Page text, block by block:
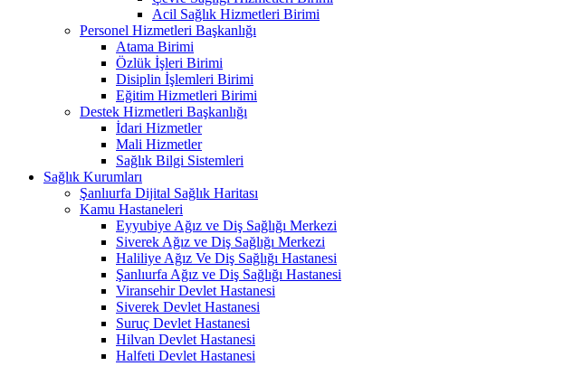
Acil Sağlık Hizmetleri Birimi
Personel Hizmetleri Başkanlığı
Atama Birimi
Özlük İşleri Birimi
Disiplin İşlemleri Birimi
Eğitim Hizmetleri Birimi
Destek Hizmetleri Başkanlığı
İdari Hizmetler
Mali Hizmetler
Sağlık Bilgi Sistemleri
Sağlık Kurumları
Şanlıurfa Dijital Sağlık Haritası
Kamu Hastaneleri
Eyyubiye Ağız ve Diş Sağlığı Merkezi
Siverek Ağız ve Diş Sağlığı Merkezi
Haliliye Ağız Ve Diş Sağlığı Hastanesi
Şanlıurfa Ağız ve Diş Sağlığı Hastanesi
Viransehir Devlet Hastanesi
Siverek Devlet Hastanesi
Suruç Devlet Hastanesi
Hilvan Devlet Hastanesi
Halfeti Devlet Hastanesi